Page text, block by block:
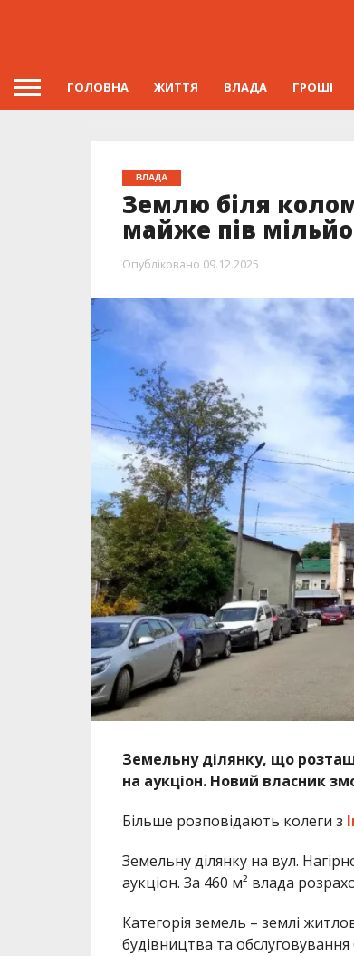
ГОЛОВНА ЖИТТЯ ВЛАДА ГРОШІ
ВЛАДА
Землю біля
майже пів
Опубліковано 09.12.2025
Земельну ділянку, що
на аукціон. Новий власник
Більше розповідають колеги з
Земельну ділянку на вул.
аукціон. За 460 м² влада
Категорія земель – землі
будівництва та